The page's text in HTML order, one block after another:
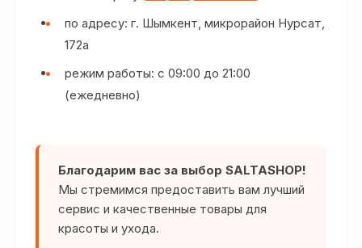
по адресу: г. Шымкент, микрорайон Нурсат,
172а
режим работы: с 09:00 до 21:00
(ежедневно)
Благодарим вас за выбор SALTASHOP!
Мы стремимся предоставить вам лучший
сервис и качественные товары для
красоты и ухода.